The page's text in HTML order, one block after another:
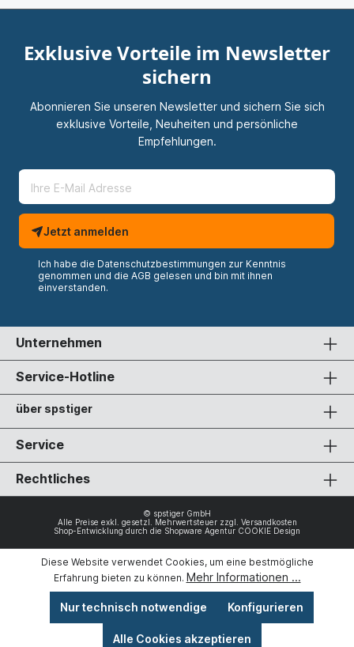
Exklusive Vorteile im Newsletter
sichern
Abonnieren Sie unseren Newsletter und sichern Sie sich
exklusive Vorteile, Neuheiten und persönliche
Empfehlungen.
Jetzt anmelden
Ich habe die Datenschutzbestimmungen zur Kenntnis
genommen und die AGB gelesen und bin mit ihnen
einverstanden.
Unternehmen
Service-Hotline
über spstiger
Service
Rechtliches
© spstiger GmbH
Alle Preise exkl. gesetzl. Mehrwertsteuer zzgl. Versandkosten
Shop-Entwicklung durch die Shopware Agentur COOKIE Design
Diese Website verwendet Cookies, um eine bestmögliche
Erfahrung bieten zu können. Mehr Informationen ...
Nur technisch notwendige Konfigurieren
Alle Cookies akzeptieren